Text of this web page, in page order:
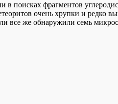
поисках фрагментов
очень хрупки и редко
все же обнаружили семь